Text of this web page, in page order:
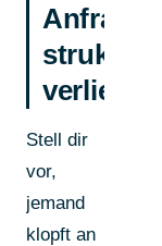
Anfragen
strukturell
verlieren
Stell dir
vor,
jemand
klopft an